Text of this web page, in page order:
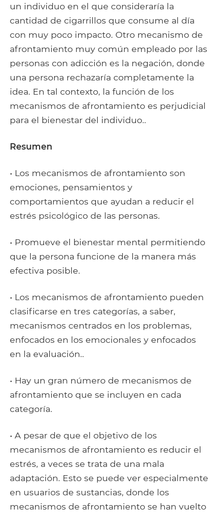
un individuo en el que consideraría la
cantidad de cigarrillos que consume al día
con muy poco impacto. Otro mecanismo de
afrontamiento muy común empleado por las
personas con adicción es la negación, donde
una persona rechazaría completamente la
idea. En tal contexto, la función de los
mecanismos de afrontamiento es perjudicial
para el bienestar del individuo..
Resumen
• Los mecanismos de afrontamiento son
emociones, pensamientos y
comportamientos que ayudan a reducir el
estrés psicológico de las personas.
• Promueve el bienestar mental permitiendo
que la persona funcione de la manera más
efectiva posible.
• Los mecanismos de afrontamiento pueden
clasificarse en tres categorías, a saber,
mecanismos centrados en los problemas,
enfocados en los emocionales y enfocados
en la evaluación..
• Hay un gran número de mecanismos de
afrontamiento que se incluyen en cada
categoría.
• A pesar de que el objetivo de los
mecanismos de afrontamiento es reducir el
estrés, a veces se trata de una mala
adaptación. Esto se puede ver especialmente
en usuarios de sustancias, donde los
mecanismos de afrontamiento se han vuelto